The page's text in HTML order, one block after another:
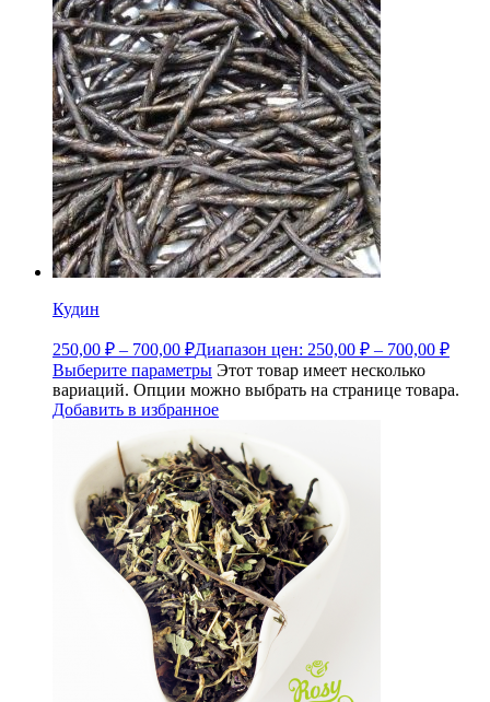
Кудин
250,00 ₽ – 700,00 ₽Диапазон цен: 250,00 ₽ – 700,00 ₽
Выберите параметры Этот товар имеет несколько
вариаций. Опции можно выбрать на странице товара.
Добавить в избранное